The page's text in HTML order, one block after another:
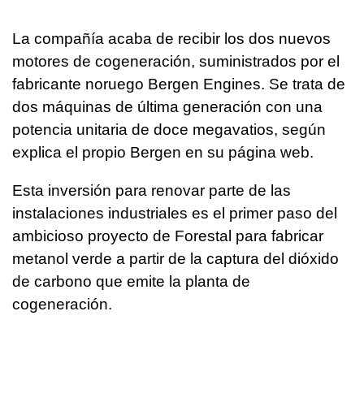
La compañía acaba de recibir los dos nuevos
motores de cogeneración, suministrados por el
fabricante noruego Bergen Engines. Se trata de
dos máquinas de última generación con una
potencia unitaria de doce megavatios, según
explica el propio Bergen en su página web.
Esta inversión para renovar parte de las
instalaciones industriales es el primer paso del
ambicioso proyecto de Forestal para fabricar
metanol verde a partir de la captura del dióxido
de carbono que emite la planta de
cogeneración.